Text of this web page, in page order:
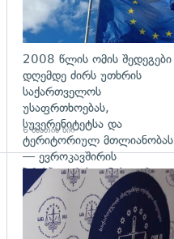
2008 წლის ომის შედეგები
დღემდე ძირს უთხრის
საქართველოს
უსაფრთხოებას,
სუვერენიტეტსა და
ტერიტორიულ მთლიანობას
— ევროკავშირის
პრესპიკერის განცხადება
6 საათის წინ
გადახედვა